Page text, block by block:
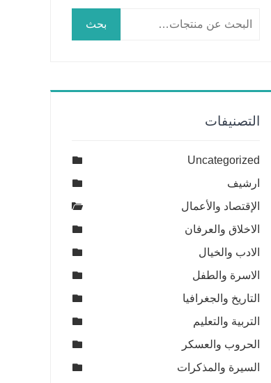
بحث
التصنيفات
Uncategorized
ارشيف
الإقتصاد والأعمال
الاخلاق والعرفان
الادب والخيال
الاسرة والطفل
التاريخ والجغرافيا
التربية والتعليم
الحروب والعسكر
السيرة والمذكرات